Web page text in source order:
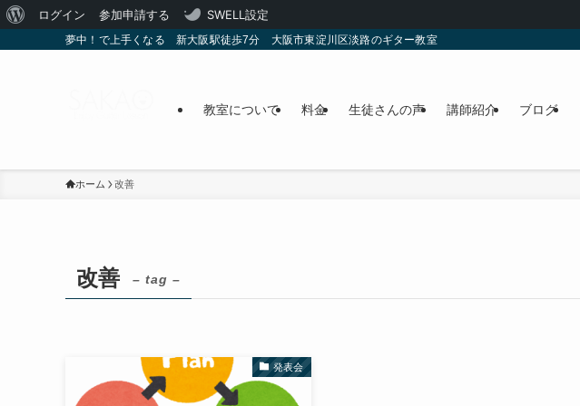
WordPress
ログイン 参加申請する SWELL設定
夢中！で上手くなる 新大阪駅徒歩7分 大阪市東淀川区淡路のギター教室
教室について 料金 生徒さんの声 講師紹介 ブログ
ホーム 改善
改善 – tag –
発表会